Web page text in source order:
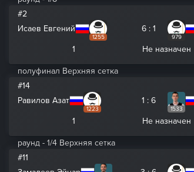
#2
Исаев Евгений
1255
6 : 1
979
1 Не назначен
полуфинал Верхняя сетка
#14
Равилов Азат
1223
1 : 6
1533
1 Не назначен
раунд - 1/4 Верхняя сетка
#11